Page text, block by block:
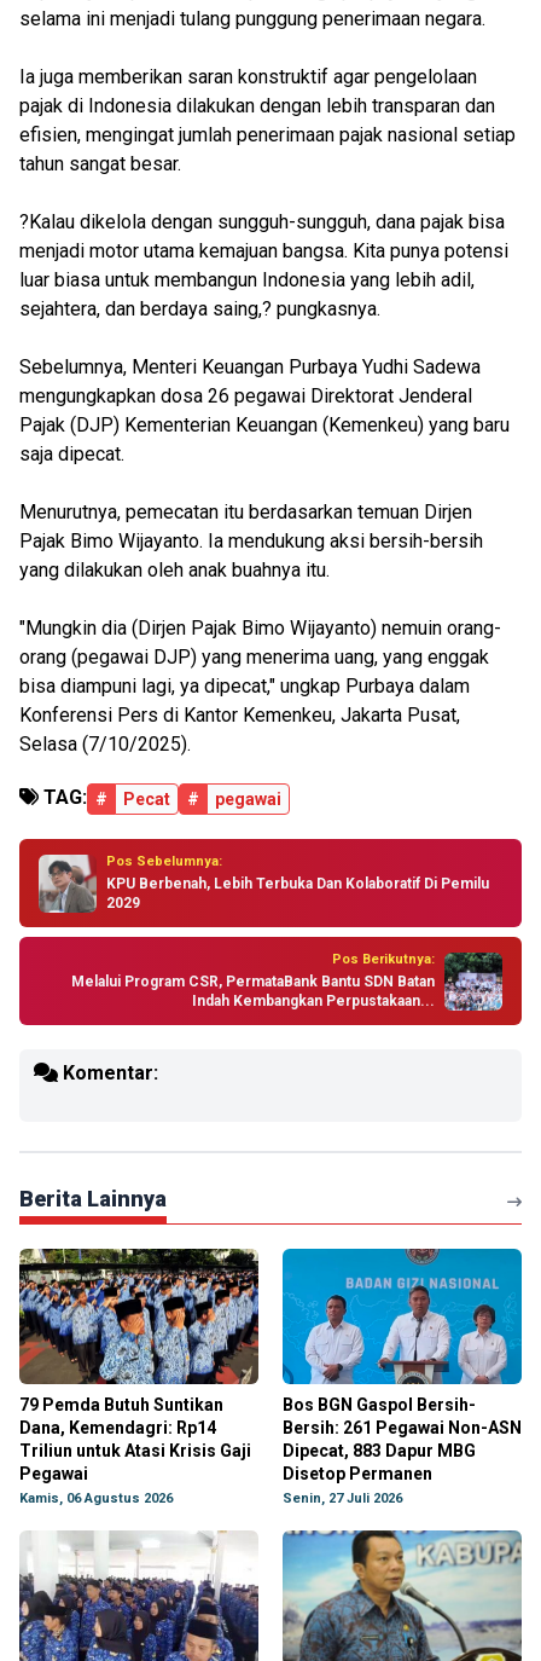
selama ini menjadi tulang punggung penerimaan negara.
Ia juga memberikan saran konstruktif agar pengelolaan
pajak di Indonesia dilakukan dengan lebih transparan dan
efisien, mengingat jumlah penerimaan pajak nasional setiap
tahun sangat besar.
?Kalau dikelola dengan sungguh-sungguh, dana pajak bisa
menjadi motor utama kemajuan bangsa. Kita punya potensi
luar biasa untuk membangun Indonesia yang lebih adil,
sejahtera, dan berdaya saing,? pungkasnya.
Sebelumnya, Menteri Keuangan Purbaya Yudhi Sadewa
mengungkapkan dosa 26 pegawai Direktorat Jenderal
Pajak (DJP) Kementerian Keuangan (Kemenkeu) yang baru
saja dipecat.
Menurutnya, pemecatan itu berdasarkan temuan Dirjen
Pajak Bimo Wijayanto. Ia mendukung aksi bersih-bersih
yang dilakukan oleh anak buahnya itu.
"Mungkin dia (Dirjen Pajak Bimo Wijayanto) nemuin orang-
orang (pegawai DJP) yang menerima uang, yang enggak
bisa diampuni lagi, ya dipecat," ungkap Purbaya dalam
Konferensi Pers di Kantor Kemenkeu, Jakarta Pusat,
Selasa (7/10/2025).
TAG: # Pecat # pegawai
Pos Sebelumnya:
KPU Berbenah, Lebih Terbuka Dan Kolaboratif Di Pemilu
2029
Pos Berikutnya:
Melalui Program CSR, PermataBank Bantu SDN Batan
Indah Kembangkan Perpustakaan...
Komentar:
Berita Lainnya
79 Pemda Butuh Suntikan
Dana, Kemendagri: Rp14
Triliun untuk Atasi Krisis Gaji
Pegawai
Kamis, 06 Agustus 2026
Bos BGN Gaspol Bersih-
Bersih: 261 Pegawai Non-ASN
Dipecat, 883 Dapur MBG
Disetop Permanen
Senin, 27 Juli 2026